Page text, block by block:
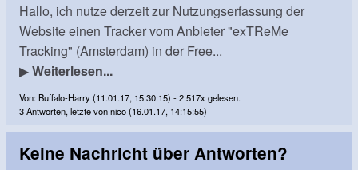
Hallo, ich nutze derzeit zur Nutzungserfassung der
Website einen Tracker vom Anbieter "exTReMe
Tracking" (Amsterdam) in der Free...
▶Weiterlesen...
Von: Buffalo-Harry (11.01.17, 15:30:15) - 2.517x gelesen.
3 Antworten, letzte von nico (16.01.17, 14:15:55)
Keine Nachricht über Antworten?